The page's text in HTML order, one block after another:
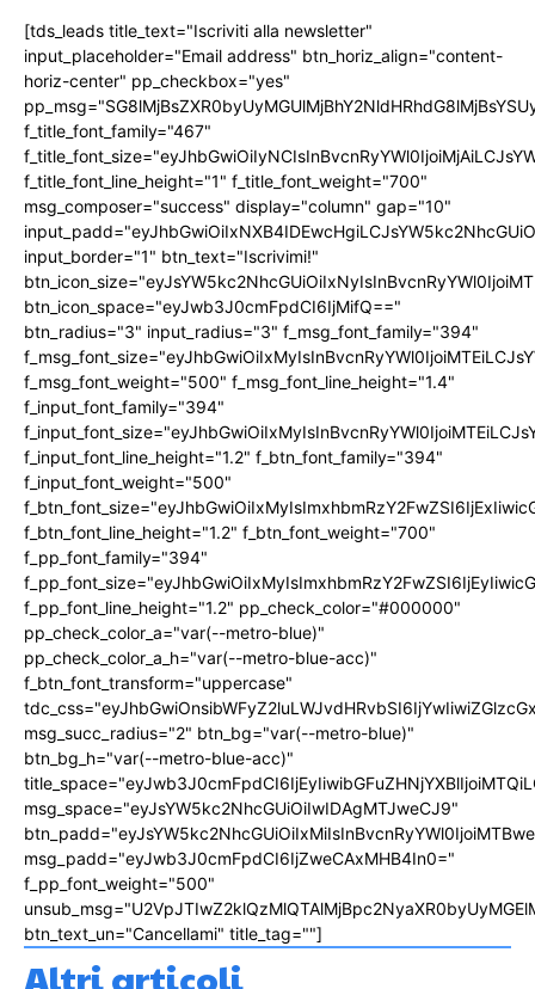
[tds_leads title_text="Iscriviti alla newsletter"
input_placeholder="Email address" btn_horiz_align="content-
horiz-center" pp_checkbox="yes"
f_title_font_family="467"
f_title_font_line_height="1" f_title_font_weight="700"
msg_composer="success" display="column" gap="10"
input_border="1" btn_text="Iscrivimi!"
btn_icon_space="eyJwb3J0cmFpdCI6IjMifQ=="
btn_radius="3" input_radius="3" f_msg_font_family="394"
f_msg_font_weight="500" f_msg_font_line_height="1.4"
f_input_font_family="394"
f_input_font_line_height="1.2" f_btn_font_family="394"
f_input_font_weight="500"
f_btn_font_line_height="1.2" f_btn_font_weight="700"
f_pp_font_family="394"
f_pp_font_line_height="1.2" pp_check_color="#000000"
pp_check_color_a="var(--metro-blue)"
pp_check_color_a_h="var(--metro-blue-acc)"
f_btn_font_transform="uppercase"
msg_succ_radius="2" btn_bg="var(--metro-blue)"
btn_bg_h="var(--metro-blue-acc)"
msg_space="eyJsYW5kc2NhcGUiOiIwIDAgMTJweCJ9"
msg_padd="eyJwb3J0cmFpdCI6IjZweCAxMHB4In0="
f_pp_font_weight="500"
btn_text_un="Cancellami" title_tag=""]
Altri articoli